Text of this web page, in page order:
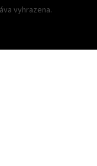
vyhrazena.